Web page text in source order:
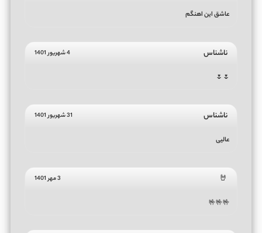
عاشق این اهنگم
ناشناس 4 شهریور 1401
🌷🌷
ناشناس 31 شهریور 1401
عالیی
🤘 3 مهر 1401
🤟🤟🤟